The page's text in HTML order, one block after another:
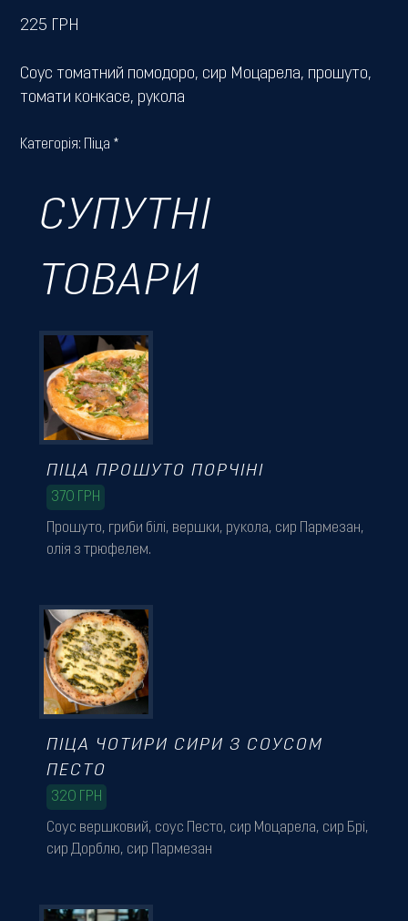
225 ГРН
Соус томатний помодоро, сир Моцарела, прошуто,
томати конкасе, рукола
Категорія: Піца *
СУПУТНІ
ТОВАРИ
Прошуто, гриби білі, вершки, рукола, сир Пармезан,
олія з трюфелем.
ПІЦА ПРОШУТО ПОРЧІНІ
370 ГРН
Соус вершковий, соус Песто, сир Моцарела, сир Брі,
сир Дорблю, сир Пармезан
ПІЦА ЧОТИРИ СИРИ З СОУСОМ
ПЕСТО
320 ГРН